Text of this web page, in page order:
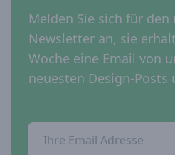
Melden Sie sich für den
Newsletter an, sie
Woche eine Email von
neuesten Design-Posts
Email Addresse